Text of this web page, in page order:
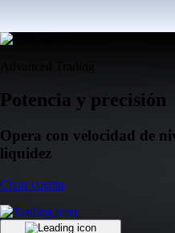
Potencia y precisión
Opera con velocidad de
liquidez
Crear cuenta